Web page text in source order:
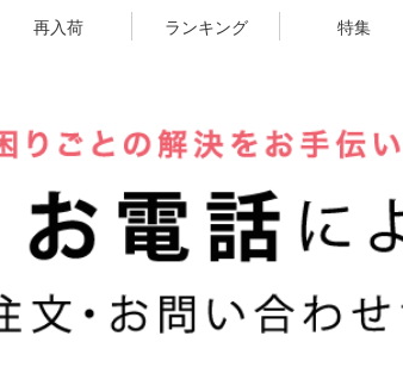
再入荷 ランキング 特集